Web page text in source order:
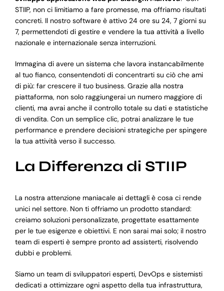
STIIP, non ci limitiamo a fare promesse, ma offriamo risultati
concreti. Il nostro software è attivo 24 ore su 24, 7 giorni su
7, permettendoti di gestire e vendere la tua attività a livello
nazionale e internazionale senza interruzioni.
Immagina di avere un sistema che lavora instancabilmente
al tuo fianco, consentendoti di concentrarti su ciò che ami
di più: far crescere il tuo business. Grazie alla nostra
piattaforma, non solo raggiungerai un numero maggiore di
clienti, ma avrai anche il controllo totale su dati e statistiche
di vendita. Con un semplice clic, potrai analizzare le tue
performance e prendere decisioni strategiche per spingere
la tua attività verso il successo.
La Differenza di STIIP
La nostra attenzione maniacale ai dettagli è cosa ci rende
unici nel settore. Non ti offriamo un prodotto standard:
creiamo soluzioni personalizzate, progettate esattamente
per le tue esigenze e obiettivi. E non sarai mai solo; il nostro
team di esperti è sempre pronto ad assisterti, risolvendo
dubbi e problemi.
Siamo un team di sviluppatori esperti, DevOps e sistemisti
dedicati a ottimizzare ogni aspetto della tua infrastruttura,